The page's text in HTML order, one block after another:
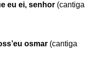
eu ei, senhor (cantiga
osmar (cantiga